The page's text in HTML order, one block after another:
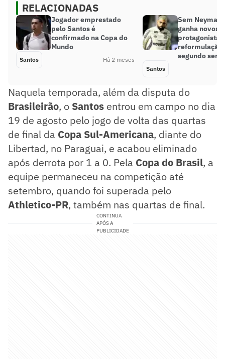
RELACIONADAS
Jogador emprestado
pelo Santos é
confirmado na Copa do
Mundo
Santos Há 2 meses
Sem Neymar,
ganha novos
reformulação
segundo
Santos
Naquela temporada, além da disputa do
Brasileirão, o Santos entrou em campo no dia
19 de agosto pelo jogo de volta das quartas
de final da Copa Sul-Americana, diante do
Libertad, no Paraguai, e acabou eliminado
após derrota por 1 a 0. Pela Copa do Brasil, a
equipe permaneceu na competição até
setembro, quando foi superada pelo
Athletico-PR, também nas quartas de final.
CONTINUA
APÓS A
PUBLICIDADE